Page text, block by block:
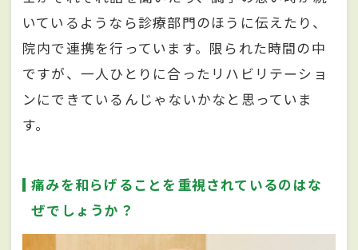
いているようなら診療部門のほうに伝えたり、
院内で連携を行っています。限られた時間の中
ですが、一人ひとりに合ったリハビリテーショ
ンにできているんじゃないかなと思っていま
す。
痛みを和らげることを重視されているのはな
ぜでしょうか？